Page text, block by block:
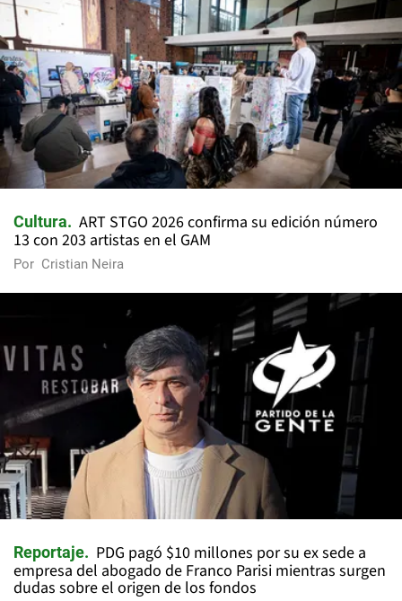
Cultura
ART STGO 2026 confirma su edición número
13 con 203 artistas en el GAM
Por Cristian Neira
Reportaje
PDG pagó $10 millones por su ex sede a
empresa del abogado de Franco Parisi mientras surgen
dudas sobre el origen de los fondos